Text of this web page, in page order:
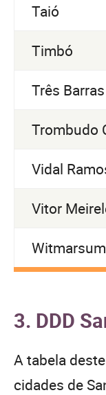
Taió
Timbó
Três Barras
Trombudo
Vidal
Vitor
Witmarsum
3. DDD
A tabela
cidades de